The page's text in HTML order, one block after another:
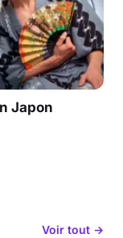
Japon
Voir tout →